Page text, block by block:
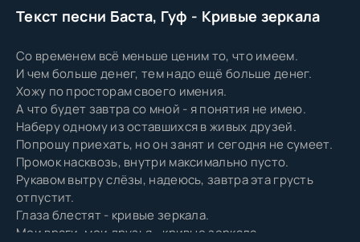
Текст песни Баста, Гуф - Кривые зеркала
Со временем всё меньше ценим то, что имеем.
И чем больше денег, тем надо ещё больше денег.
Хожу по просторам своего имения.
А что будет завтра со мной - я понятия не имею.
Наберу одному из оставшихся в живых друзей.
Попрошу приехать, но он занят и сегодня не сумеет.
Промок насквозь, внутри максимально пусто.
Рукавом вытру слёзы, надеюсь, завтра эта грусть
отпустит.
Глаза блестят - кривые зеркала.
Мои враги, мои друзья - кривые зеркала.